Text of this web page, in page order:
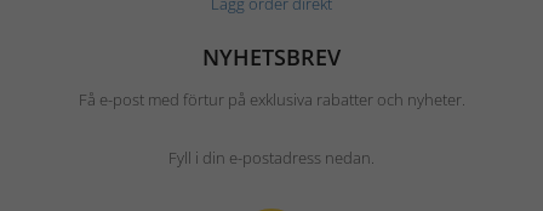
NYHETSBREV
Få e-post med förtur på exklusiva rabatter och nyheter.
Fyll i din e-postadress nedan.